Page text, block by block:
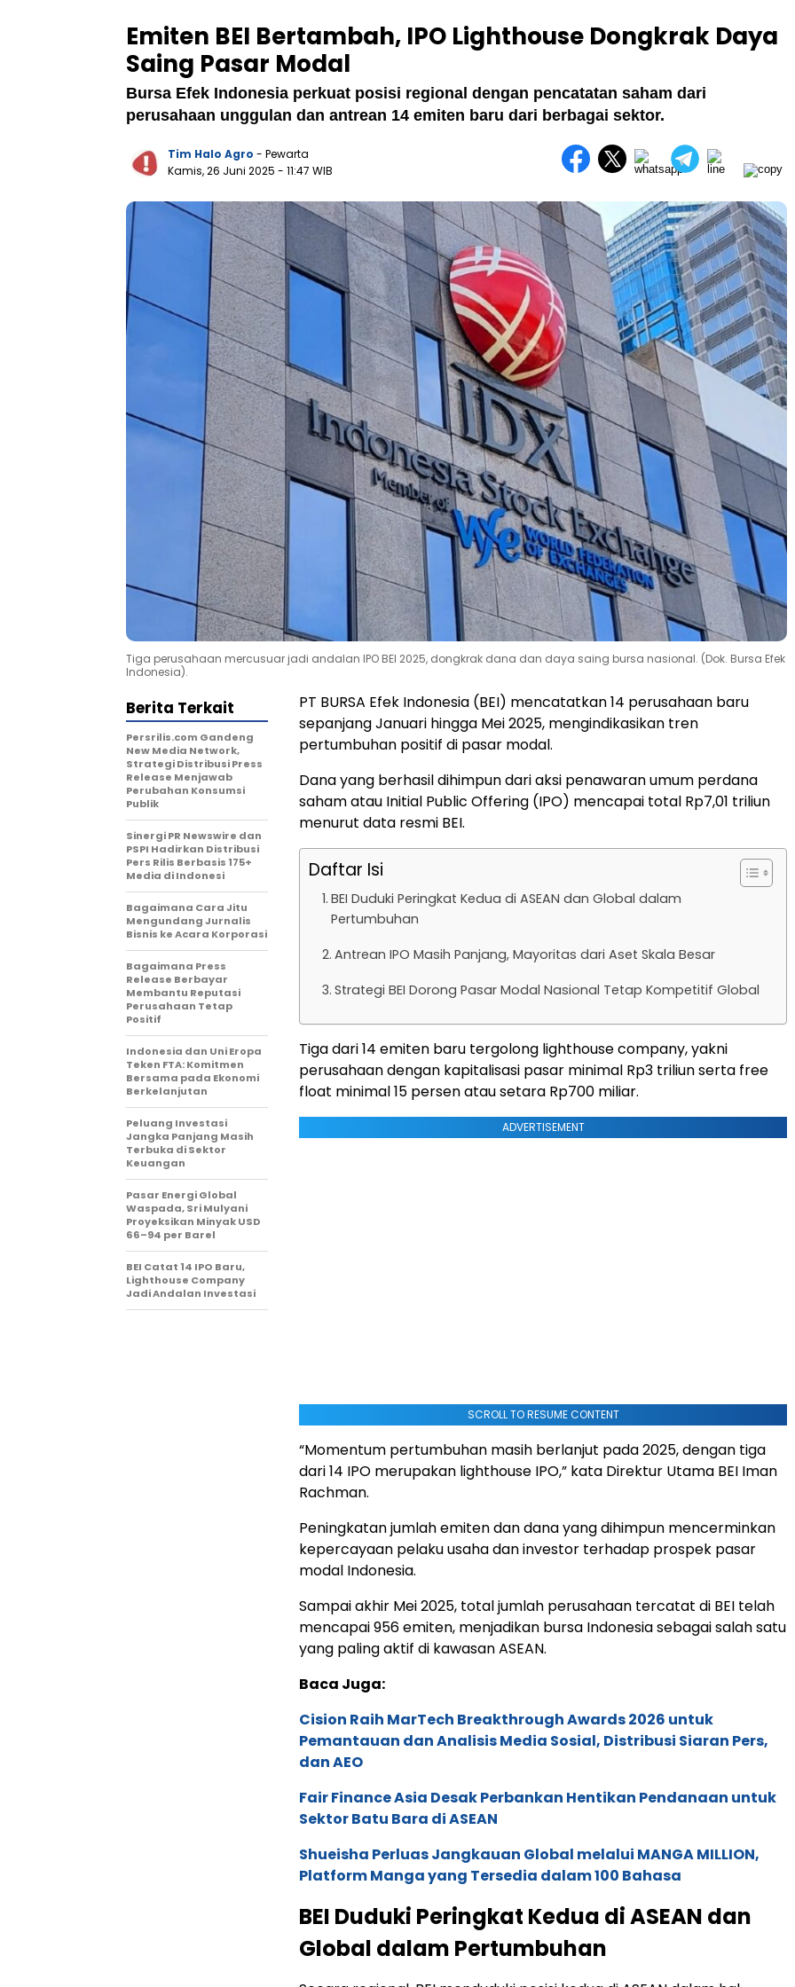
Emiten BEI Bertambah, IPO Lighthouse Dongkrak Daya
Saing Pasar Modal
Bursa Efek Indonesia perkuat posisi regional dengan pencatatan saham dari
perusahaan unggulan dan antrean 14 emiten baru dari berbagai sektor.
Tim Halo Agro - Pewarta
Kamis, 26 Juni 2025 - 11:47 WIB
Tiga perusahaan mercusuar jadi andalan IPO BEI 2025, dongkrak dana dan daya saing bursa nasional. (Dok. Bursa Efek
Indonesia).
PT BURSA Efek Indonesia (BEI) mencatatkan 14 perusahaan baru
sepanjang Januari hingga Mei 2025, mengindikasikan tren
pertumbuhan positif di pasar modal.
Dana yang berhasil dihimpun dari aksi penawaran umum perdana
saham atau Initial Public Offering (IPO) mencapai total Rp7,01 triliun
menurut data resmi BEI.
Daftar Isi
BEI Duduki Peringkat Kedua di ASEAN dan Global dalam
Pertumbuhan
Antrean IPO Masih Panjang, Mayoritas dari Aset Skala Besar
Strategi BEI Dorong Pasar Modal Nasional Tetap Kompetitif Global
Tiga dari 14 emiten baru tergolong lighthouse company, yakni
perusahaan dengan kapitalisasi pasar minimal Rp3 triliun serta free
float minimal 15 persen atau setara Rp700 miliar.
ADVERTISEMENT
SCROLL TO RESUME CONTENT
“Momentum pertumbuhan masih berlanjut pada 2025, dengan tiga
dari 14 IPO merupakan lighthouse IPO,” kata Direktur Utama BEI Iman
Rachman.
Peningkatan jumlah emiten dan dana yang dihimpun mencerminkan
kepercayaan pelaku usaha dan investor terhadap prospek pasar
modal Indonesia.
Sampai akhir Mei 2025, total jumlah perusahaan tercatat di BEI telah
mencapai 956 emiten, menjadikan bursa Indonesia sebagai salah satu
yang paling aktif di kawasan ASEAN.
Baca Juga:
Cision Raih MarTech Breakthrough Awards 2026 untuk
Pemantauan dan Analisis Media Sosial, Distribusi Siaran Pers,
dan AEO
Fair Finance Asia Desak Perbankan Hentikan Pendanaan untuk
Sektor Batu Bara di ASEAN
Shueisha Perluas Jangkauan Global melalui MANGA MILLION,
Platform Manga yang Tersedia dalam 100 Bahasa
BEI Duduki Peringkat Kedua di ASEAN dan
Global dalam Pertumbuhan
Berita Terkait
Persrilis.com Gandeng
New Media Network,
Strategi Distribusi Press
Release Menjawab
Perubahan Konsumsi
Publik
Sinergi PR Newswire dan
PSPI Hadirkan Distribusi
Pers Rilis Berbasis 175+
Media di Indonesi
Bagaimana Cara Jitu
Mengundang Jurnalis
Bisnis ke Acara Korporasi
Bagaimana Press
Release Berbayar
Membantu Reputasi
Perusahaan Tetap
Positif
Indonesia dan Uni Eropa
Teken FTA: Komitmen
Bersama pada Ekonomi
Berkelanjutan
Peluang Investasi
Jangka Panjang Masih
Terbuka di Sektor
Keuangan
Pasar Energi Global
Waspada, Sri Mulyani
Proyeksikan Minyak USD
66–94 per Barel
BEI Catat 14 IPO Baru,
Lighthouse Company
Jadi Andalan Investasi